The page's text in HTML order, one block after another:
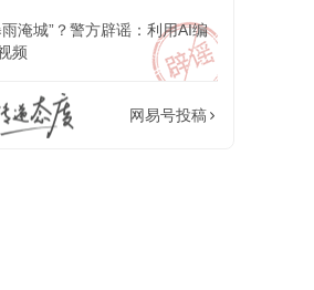
淹城”？警方辟谣：利用AI编
频
网易号投稿